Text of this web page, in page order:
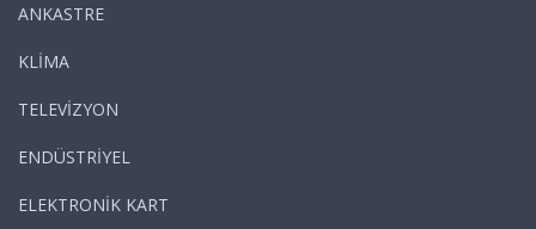
ANKASTRE
KLİMA
TELEVİZYON
ENDÜSTRİYEL
ELEKTRONİK KART